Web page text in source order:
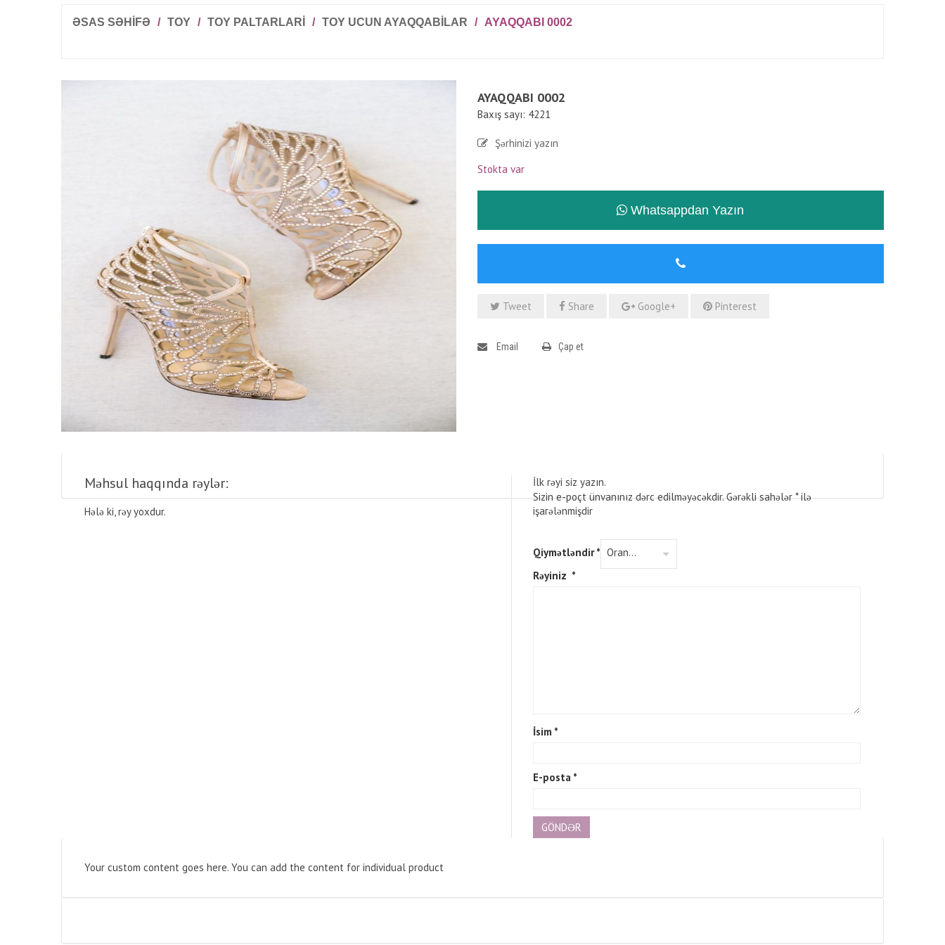
ƏSAS SƏHİFƏ / TOY / TOY PALTARLARI / TOY UCUN AYAQQABILAR / AYAQQABI 0002
AYAQQABI 0002
Baxış sayı: 4221
Şərhinizi yazın
Stokta var
Whatsappdan Yazın
Tweet Share Google+ Pinterest
Email Çap et
Məhsul haqqında rəylər:
Hələ ki, rəy yoxdur.
İlk rəyi siz yazın.
Sizin e-poçt ünvanınız dərc edilməyəcəkdir. Gərəkli sahələr*ilə
işarələnmişdir
Qiymətləndir*
Rəyiniz *
İsim *
E-posta *
Your custom content goes here. You can add the content for individual product